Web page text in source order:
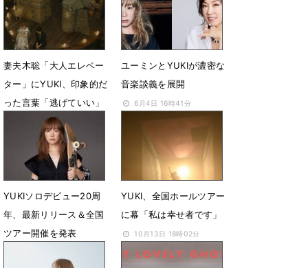
10月16日 12時00分
妻夫木聡「大人エレベー
ター」にYUKI、印象的だ
った言葉「逃げていい」
6月27日 17時20分
ユーミンとYUKIが濃密な
音楽談義を展開
6月4日 16時41分
YUKIソロデビュー20周
年、最新リリース＆全国
ツアー開催を発表
YUKI、全国ホールツアー
に幕「私は幸せ者です」
10月13日 18時02分